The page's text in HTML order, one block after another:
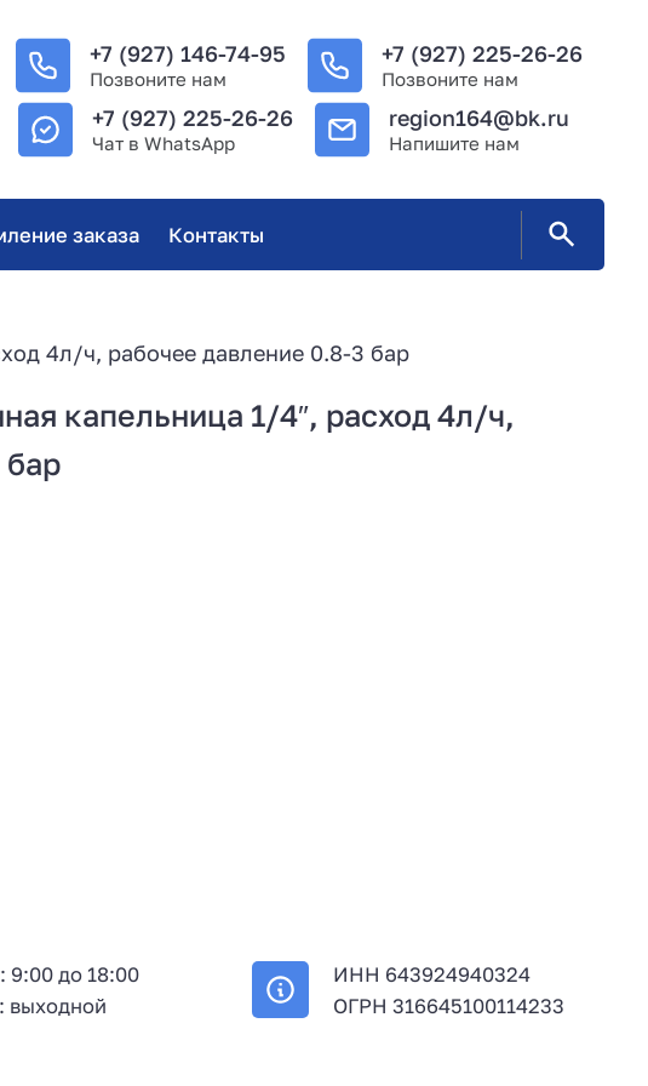
+7 (927) 146-74-95
Позвоните нам
+7 (927) 225-26-26
Позвоните нам
+7 (927) 225-26-26
Чат в WhatsApp
region164@bk.ru
Напишите нам
заказа Контакты
4л/ч, рабочее давление 0.8-3 бар
капельница 1/4″, расход 4л/ч,
9:00 до 18:00
выходной
ИНН 643924940324
ОГРН 316645100114233